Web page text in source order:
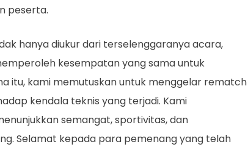
peserta.
hanya diukur dari terselenggaranya acara,
kesempatan yang sama untuk
itu, kami memutuskan untuk menggelar rematch
kendala teknis yang terjadi. Kami
semangat, sportivitas, dan
Selamat kepada para pemenang yang telah